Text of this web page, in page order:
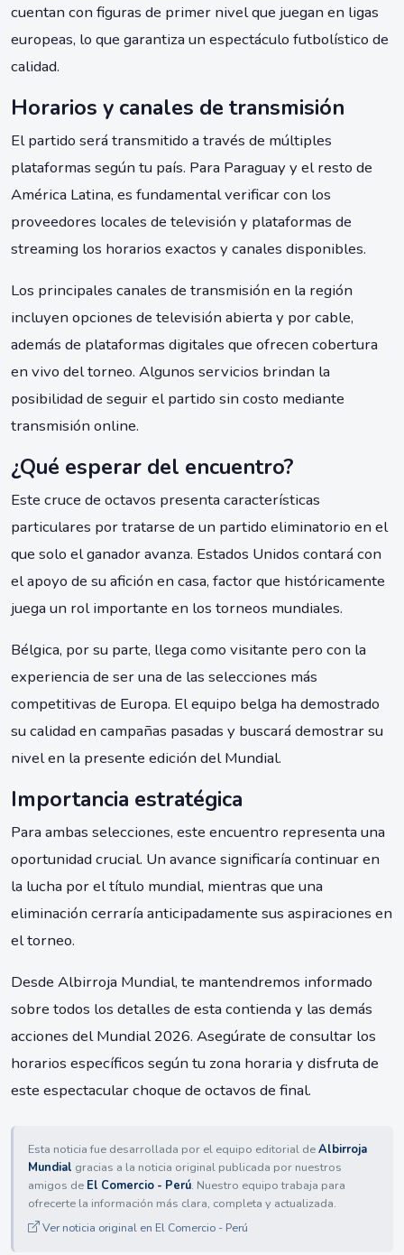
cuentan con figuras de primer nivel que juegan en ligas
europeas, lo que garantiza un espectáculo futbolístico de
calidad.
Horarios y canales de transmisión
El partido será transmitido a través de múltiples
plataformas según tu país. Para Paraguay y el resto de
América Latina, es fundamental verificar con los
proveedores locales de televisión y plataformas de
streaming los horarios exactos y canales disponibles.
Los principales canales de transmisión en la región
incluyen opciones de televisión abierta y por cable,
además de plataformas digitales que ofrecen cobertura
en vivo del torneo. Algunos servicios brindan la
posibilidad de seguir el partido sin costo mediante
transmisión online.
¿Qué esperar del encuentro?
Este cruce de octavos presenta características
particulares por tratarse de un partido eliminatorio en el
que solo el ganador avanza. Estados Unidos contará con
el apoyo de su afición en casa, factor que históricamente
juega un rol importante en los torneos mundiales.
Bélgica, por su parte, llega como visitante pero con la
experiencia de ser una de las selecciones más
competitivas de Europa. El equipo belga ha demostrado
su calidad en campañas pasadas y buscará demostrar su
nivel en la presente edición del Mundial.
Importancia estratégica
Para ambas selecciones, este encuentro representa una
oportunidad crucial. Un avance significaría continuar en
la lucha por el título mundial, mientras que una
eliminación cerraría anticipadamente sus aspiraciones en
el torneo.
Desde Albirroja Mundial, te mantendremos informado
sobre todos los detalles de esta contienda y las demás
acciones del Mundial 2026. Asegúrate de consultar los
horarios específicos según tu zona horaria y disfruta de
este espectacular choque de octavos de final.
Esta noticia fue desarrollada por el equipo editorial deAlbirroja
Mundial gracias a la noticia original publicada por nuestros
amigos de El Comercio - Perú. Nuestro equipo trabaja para
ofrecerte la información más clara, completa y actualizada.
Ver noticia original en El Comercio - Perú